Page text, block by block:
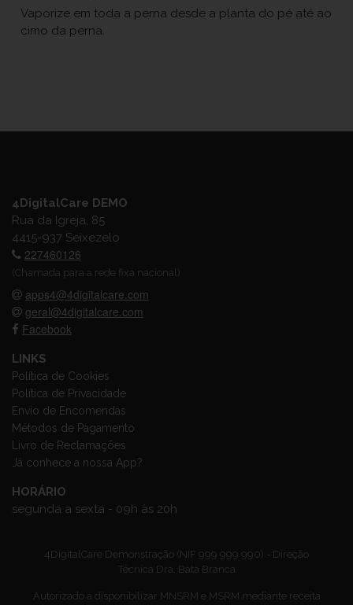
Vaporize em toda a perna desde a planta do pé até ao
cimo da perna.
4DigitalCare DEMO
Rua da Igreja, 85
4415-937 Seixezelo
227460126
(Chamada para a rede fixa nacional)
apps4@4digitalcare.com
geral@4digitalcare.com
Facebook
LINKS
Política de Cookies
Política de Privacidade
Envio de Encomendas
Métodos de Pagamento
Livro de Reclamações
Já conhece a nossa App?
HORÁRIO
segunda a sexta - 09h às 20h
4DigitalCare Demonstração (NIF 999 999 990) - Direção
Técnica Dra. Bata Branca
Autorizado a disponibilizar MNSRM e MSRM mediante receita